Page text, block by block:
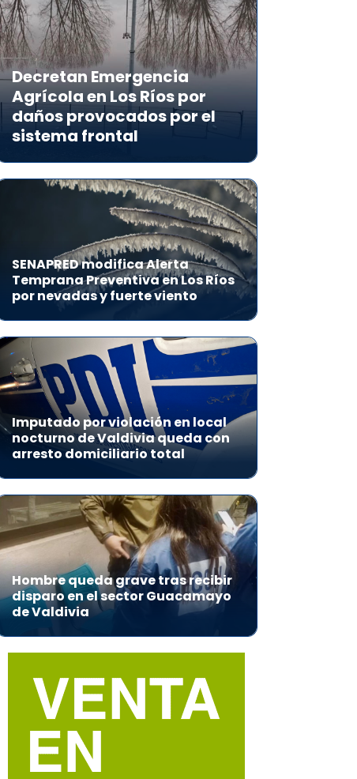
Decretan Emergencia
Agrícola en Los Ríos por
daños provocados por el
sistema frontal
SENAPRED modifica Alerta
Temprana Preventiva en Los Ríos
por nevadas y fuerte viento
Imputado por violación en local
nocturno de Valdivia queda con
arresto domiciliario total
Hombre queda grave tras recibir
disparo en el sector Guacamayo
de Valdivia